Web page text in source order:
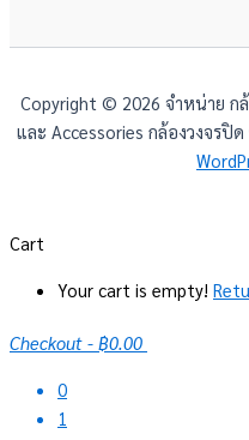
Copyright © 2026 จำหน่าย ก
และ Accessories กล้องวงจรปิ
Cart
Your cart is empty!
Checkout - ฿0.00
0
1